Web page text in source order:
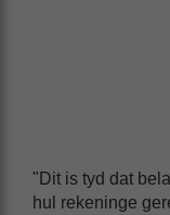
"Dit is tyd dat
hul rekeninge